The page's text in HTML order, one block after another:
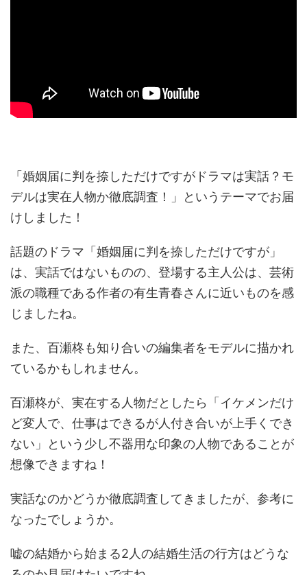
「婚姻届に判を捺しただけですがドラマは実話？モ
デルは実在人物か徹底調査！」というテーマでお届
けしました！
話題のドラマ「婚姻届に判を捺しただけですが」
は、実話ではないものの、登場する主人公は、芸術
派の職種である作者の有生青春さんに近いものを感
じましたね。
また、百瀬柊も知り合いの編集者をモデルに描かれ
ているかもしれません。
百瀬柊が、実在する人物だとしたら「イケメンだけ
ど変人で、仕事はできるが人付き合いが上手くでき
ない」という少し不器用な印象の人物であることが
想像できますね！
実話なのかどうか徹底調査してきましたが、参考に
なったでしょうか。
嘘の結婚から始まる2人の結婚生活の行方はどうな